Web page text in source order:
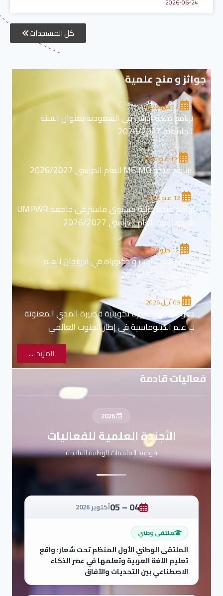
2026-06-24
كل المستجدات
جوائز و منح علمية
17 مايو 2026
برنامج منحة ادرس في السعودية بعنوان السنة
الجامعية 2026/2027
برنامج منحة MGIMO للعام الدراسي 2026/2027
12 مايو 2026
برنامج منحة جزئية مستوى ماستر في جامعة UMPWR
الاندونيسية للعام الدراسي 2026/2027
12 مايو 2026
برنامج منح ماستر و دكتوراه في اذربيجان للعلم
الدراسي 2026/2027
09 أبريل 2026
دعوة للترشح : دورة تكوينية قصيرة المدي المعنونة
ب علم الدبلوماسية في إطار الجنوب العالمي
المزيد ....
فعاليات قادمة
الأجندة العلمية للفعاليات
مواعيد الملتقيات الوطنية القادمة
04 – 05 أكتوبر 2026
ملتقى وطني
الملتقى الوطني الأول المنظم تحت شعار: واقع
تعليم اللغة العربية وتعلمها في عصر الذكاء
الاصطناعي بين التحديات والآفاق